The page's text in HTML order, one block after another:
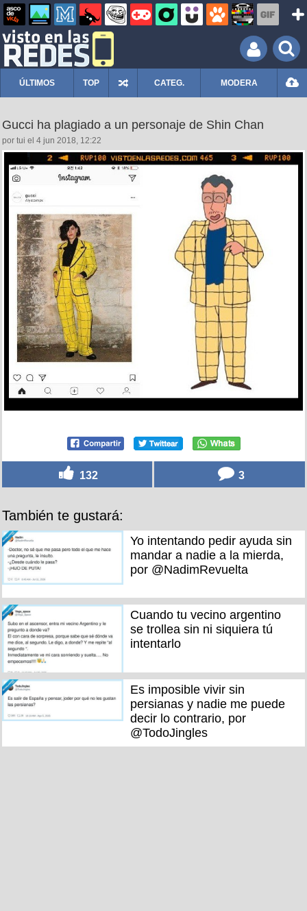
ÚLTIMOS TOP CATEG. MODERA
Gucci ha plagiado a un personaje de Shin Chan
por tui el 4 jun 2018, 12:22
132 3
También te gustará:
Yo intentando pedir ayuda sin
mandar a nadie a la mierda,
por @NadimRevuelta
Cuando tu vecino argentino
se trollea sin ni siquiera tú
intentarlo
Es imposible vivir sin
persianas y nadie me puede
decir lo contrario, por
@TodoJingles